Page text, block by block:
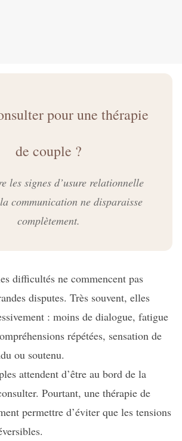
pour une thérapie
de couple ?
les signes d’usure relationnelle
communication ne disparaisse
complètement.
difficultés ne commencent pas
disputes. Très souvent, elles
: moins de dialogue, fatigue
répétées, sensation de
ou soutenu.
attendent d’être au bord de la
Pourtant, une thérapie de
permettre d’éviter que les tensions